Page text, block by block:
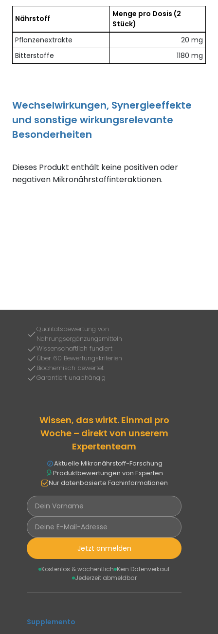
Übersicht der enthaltenen Nährstoffe pro Dosis
Nährstoff Menge pro Dosis (2
Stück)
Pflanzenextrakte
20 mg
Bitterstoffe
1180 mg
Wechselwirkungen, Synergieeffekte
und sonstige wirkungsrelevante
Besonderheiten
Dieses Produkt enthält keine positiven oder
negativen Mikronährstoffinteraktionen.
Qualitätsbewertung von
Nahrungsergänzungsmitteln
Wissenschaftlich fundiert
Über 60 Bewertungskriterien
Biochemisch bewertet
Garantiert unabhängig
Wissen, das wirkt. Einmal pro
Woche – direkt von unserem
Expertenteam
Aktuelle Mikronährstoff-Forschung
Produktbewertungen von Experten
Nur datenbasierte Fachinformationen
Jetzt anmelden
Kostenlos & wöchentlich Kein Datenverkauf
Jederzeit abmeldbar
Supplemento